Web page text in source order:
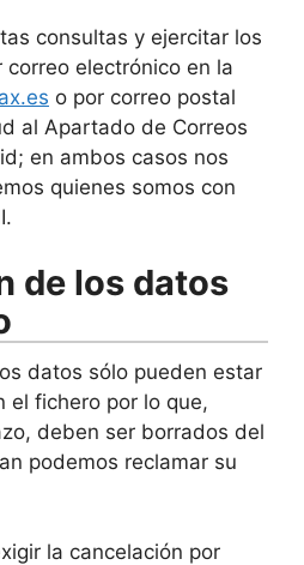
consultas y ejercitar los
electrónico en la
o por correo postal
al Apartado de Correos
en ambos casos nos
quienes somos con
de los datos
datos sólo pueden estar
el fichero por lo que,
deben ser borrados del
podemos reclamar su
la cancelación por